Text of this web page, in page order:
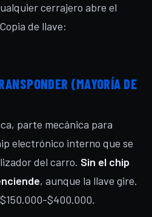
cerrajero abre el
de llave:
(MAYORÍA DE
parte mecánica para
electrónico interno que se
del carro. Sin el chip
, aunque la llave gire.
$400.000.